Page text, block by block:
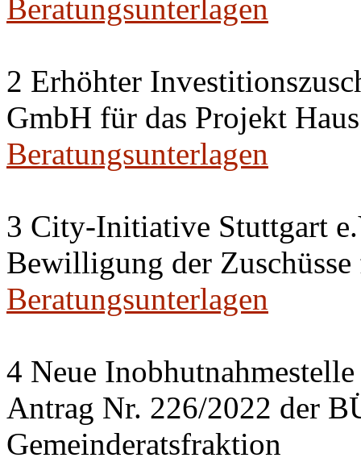
Beratungsunterlagen
2 Erhöhter
GmbH für das Projekt
Beratungsunterlagen
3 City-Initiative Stuttgart
Bewilligung der
Beratungsunterlagen
4 Neue
Antrag Nr. 226/2022 der
Gemeinderatsfraktion